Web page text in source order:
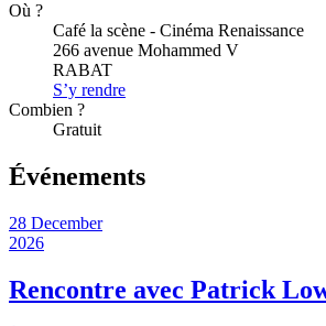
Où ?
Café la scène - Cinéma Renaissance
266 avenue Mohammed V
RABAT
S’y rendre
Combien ?
Gratuit
Événements
28 December
2026
Rencontre avec Patrick